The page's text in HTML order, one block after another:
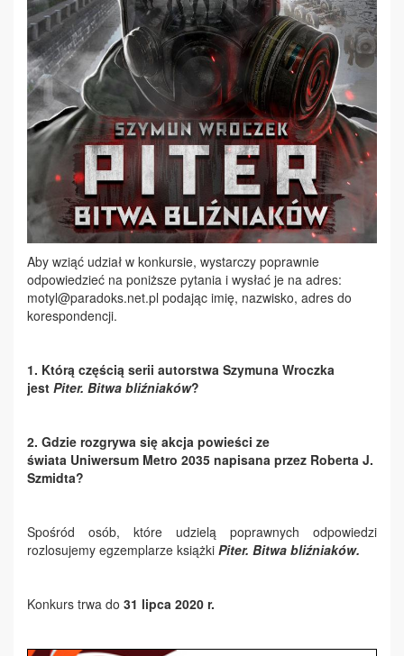
Aby wziąć udział w konkursie, wystarczy poprawnie
odpowiedzieć na poniższe pytania i wysłać je na adres:
motyl@paradoks.net.pl podając imię, nazwisko, adres do
korespondencji.
1. Którą częścią serii autorstwa Szymuna Wroczka
jest Piter. Bitwa bliźniaków?
2. Gdzie rozgrywa się akcja powieści ze
świata Uniwersum Metro 2035 napisana przez Roberta J.
Szmidta?
Spośród osób, które udzielą poprawnych odpowiedzi
rozlosujemy egzemplarze książki Piter. Bitwa bliźniaków.
Konkurs trwa do 31 lipca 2020 r.